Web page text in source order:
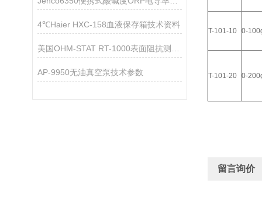
4℃Haier HXC-158血液保存箱技术资料
AP-9950无油真空泵技术参数
T-101-10 0-
T-101-20 0-
留言询价